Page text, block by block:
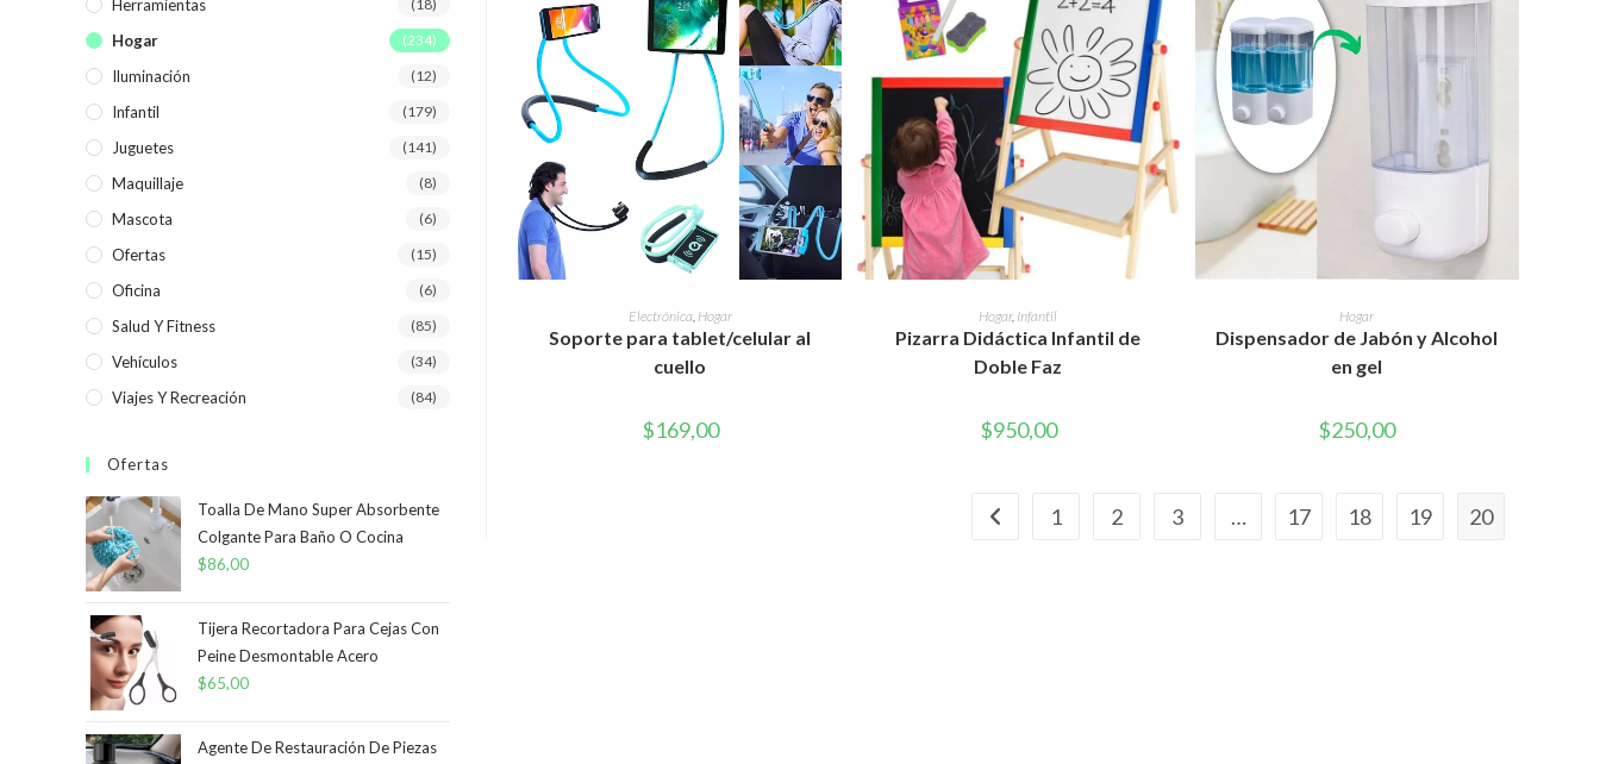
SELECCIONAR OPCIONES
producto
tiene
múltiples
variantes.
Las
pueden
elegir
Electrónica Hogar
Soporte para tablet/celular al
cuello
$169,00
AÑADIR AL CARRITO
Hogar, Infantil
Pizarra Didáctica Infantil de
Doble Faz
$950,00
AÑADIR AL CARRITO
Hogar
Dispensador de Jabón y Alcohol
en gel
$250,00
1 2 3 … 17 18 19 20
Herramientas (18)
Hogar (234)
Iluminación (12)
Infantil (179)
Juguetes (141)
Maquillaje (8)
Mascota (6)
Ofertas (15)
Oficina (6)
Salud Y Fitness (85)
Vehículos (34)
Viajes Y Recreación (84)
Ofertas
Toalla De Mano Super Absorbente
Colgante Para Baño O Cocina
$86,00
Tijera Recortadora Para Cejas Con
Peine Desmontable Acero
$65,00
Agente De Restauración De Piezas